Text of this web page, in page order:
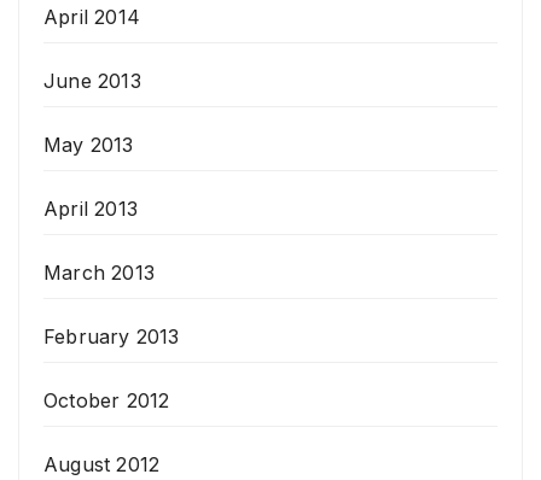
April 2014
June 2013
May 2013
April 2013
March 2013
February 2013
October 2012
August 2012